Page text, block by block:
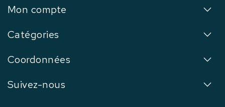
Mon compte
Catégories
Coordonnées
Suivez-nous